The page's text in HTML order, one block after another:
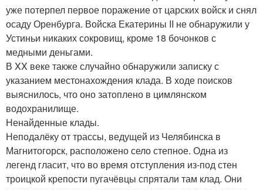
уже потерпел первое поражение от царских войск и снял
осаду Оренбурга. Войска Екатерины II не обнаружили у
Устиньи никаких сокровищ, кроме 18 бочонков с
медными деньгами.
В XX веке также случайно обнаружили записку с
указанием местонахождения клада. В ходе поисков
выяснилось, что оно затоплено в цимлянском
водохранилище.
Ненайденные клады.
Неподалёку от трассы, ведущей из Челябинска в
Магнитогорск, расположено село степное. Одна из
легенд гласит, что во время отступления из-под стен
троицкой крепости пугачёвцы спрятали там клад. Они